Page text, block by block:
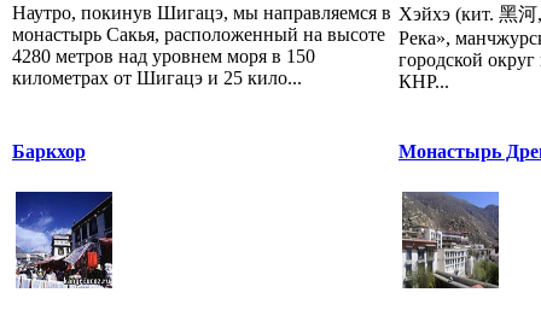
Наутро, покинув Шигацэ, мы направляемся в
монастырь Сакья, расположенный на высоте
4280 метров над уровнем моря в 150
километрах от Шигацэ и 25 кило...
Хэйхэ (кит. 黑
Река»,
городской
КНР...
Баркхор Монастырь